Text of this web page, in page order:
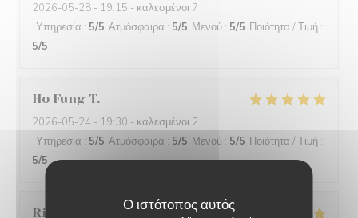
Ο ιστότοπος αυτός
2026-05-28 - 19:15 - καλεσμένοι 7
Υπηρεσία : 5/5 Ατμόσφαιρα : 5/5 Μενού : 5/5 Ποιότητα / Τιμή :
5/5
Ho Fung T
2026-05-24 - 19:30 - καλεσμένοι 2
Υπηρεσία : 5/5 Ατμόσφαιρα : 5/5 Μενού : 5/5 Ποιότητα / Τιμή :
5/5
Riccardo